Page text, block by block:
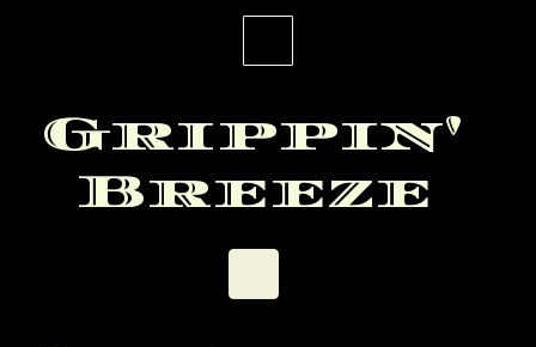
Grippin'
Breeze